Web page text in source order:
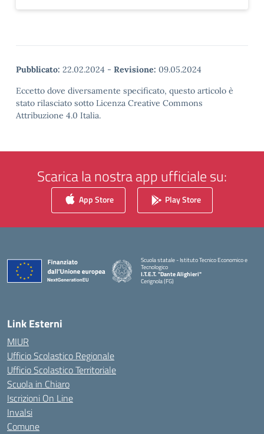
Pubblicato: 22.02.2024 - Revisione: 09.05.2024
Eccetto dove diversamente specificato, questo articolo è
stato rilasciato sotto Licenza Creative Commons
Attribuzione 4.0 Italia.
Scarica la nostra app ufficiale su:
App Store Play Store
Scuola statale - Istituto Tecnico Economico e
Tecnologico
I.T.E.T. "Dante Alighieri"
Cerignola (FG)
— Visita la pagina iniziale della scuola
Link Esterni
MIUR
Ufficio Scolastico Regionale
Ufficio Scolastico Territoriale
Scuola in Chiaro
Iscrizioni On Line
Invalsi
Comune